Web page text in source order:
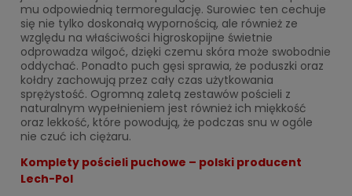
mu odpowiednią termoregulację. Surowiec ten cechuje
się nie tylko doskonałą wypornością, ale również ze
względu na właściwości higroskopijne świetnie
odprowadza wilgoć, dzięki czemu skóra może swobodnie
oddychać. Ponadto puch gęsi sprawia, że poduszki oraz
kołdry zachowują przez cały czas użytkowania
sprężystość. Ogromną zaletą zestawów pościeli z
naturalnym wypełnieniem jest również ich miękkość
oraz lekkość, które powodują, że podczas snu w ogóle
nie czuć ich ciężaru.
Komplety pościeli puchowe – polski producent
Lech-Pol